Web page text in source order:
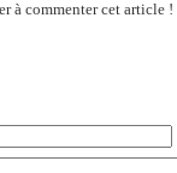
à commenter cet article !